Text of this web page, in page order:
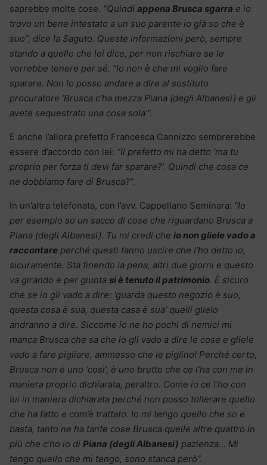
saprebbe molte cose. “Quindi appena Brusca sgarra e io
trovo un bene intestato a un suo parente io già so che è
suo”, dice la Saguto. Queste informazioni però, sempre
stando a quello che lei dice, per non rischiare se le
vorrebbe tenere per sé. “Io non è che mi voglio fare
sparare. Non lo posso andare a dire al sostituto
procuratore ‘Brusca c’ha mezza Piana (degli Albanesi) e gli
avete sequestrato una cosa sola’”.
E anche l’allora prefetto Francesca Cannizzo sembrerebbe
essere d’accordo con lei: “Il prefetto mi ha detto ‘ma tu
proprio per forza ti devi far sparare?’. Quindi che cosa ce
ne dobbiamo fare di Brusca?”.
In un’altra telefonata, con l’avv. Cappellano Seminara: “Io
per esempio so un sacco di cose che riguardano Brusca a
Piana (degli Albanesi). Tu mi credi che io non gliele vado a
raccontare perché questi fanno uscire che l’ho detto io,
sicuramente. Sta finendo la pena, altri due giorni e questo
va girando e per giunta si è tenuto il patrimonio. È sicuro
che se io gli vado a dire: ‘guarda questo negozio è suo,
questa cosa è sua, questa casa è sua’ quelli glielo
andranno a dire. Siccome io ne ho pochi di nemici mi
manca Brusca che sa che io gli vado a dire le cose e gliele
vado a fare pigliare, ammesso che le piglino! Perché certo,
Brusca non è uno ‘così’, è uno brutto che ce l’ha con me in
maniera proprio dichiarata, peraltro. Come io ce l’ho con
lui in maniera dichiarata perché non posso tollerare quello
che ha fatto e com’è trattato. Io mi tengo quello che so e
basta, tanto ne ha tante cose Brusca quelle altre quattro in
più che c’ho io di Piana (degli Albanesi) pazienza… Mi
tengo quello che mi tengo, sono stanca però”.